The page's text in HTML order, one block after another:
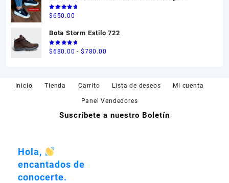
Valorado
en 5.00
$650.00
Bota Storm Estilo 722
Valorado
en 5.00
$680.00 - $780.00
desde
hasta
$780.00
Inicio Tienda Carrito Lista de deseos Mi cuenta
Panel Vendedores
Suscríbete a nuestro Boletín
Hola,
encantados de
conocerte.